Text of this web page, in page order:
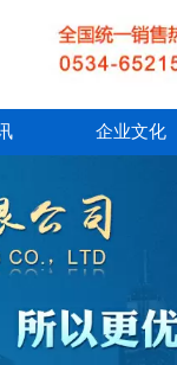
企业文化